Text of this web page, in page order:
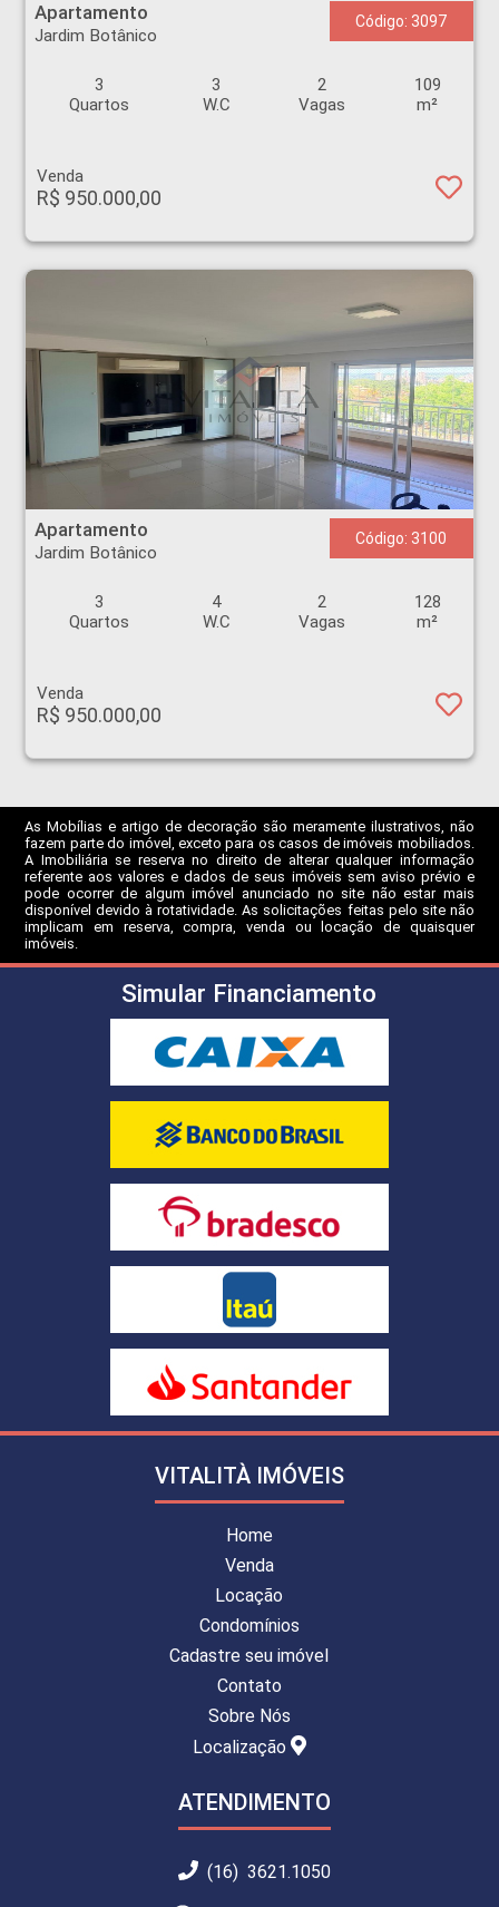
Apartamento
Jardim Botânico
Código: 3097
3
Quartos
3
W.C
2
Vagas
109
m²
Venda
R$ 950.000,00
Apartamento
Jardim Botânico
Código: 3100
3
Quartos
4
W.C
2
Vagas
128
m²
Venda
R$ 950.000,00
As Mobílias e artigo de decoração são meramente ilustrativos, não
fazem parte do imóvel, exceto para os casos de imóveis mobiliados.
A Imobiliária se reserva no direito de alterar qualquer informação
referente aos valores e dados de seus imóveis sem aviso prévio e
pode ocorrer de algum imóvel anunciado no site não estar mais
disponível devido à rotatividade. As solicitações feitas pelo site não
implicam em reserva, compra, venda ou locação de quaisquer
imóveis.
Simular Financiamento
VITALITÀ IMÓVEIS
Home
Venda
Locação
Condomínios
Cadastre seu imóvel
Contato
Sobre Nós
Localização
ATENDIMENTO
(16) 3621.1050